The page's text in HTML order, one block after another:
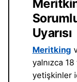
Uyarısı
Meritking
yalnızca
yetişkinler